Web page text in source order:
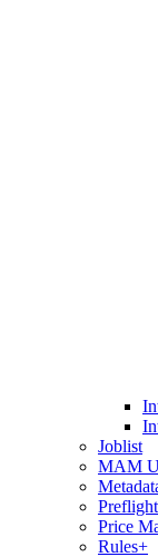
Joblist
MAM
Price
Rules+